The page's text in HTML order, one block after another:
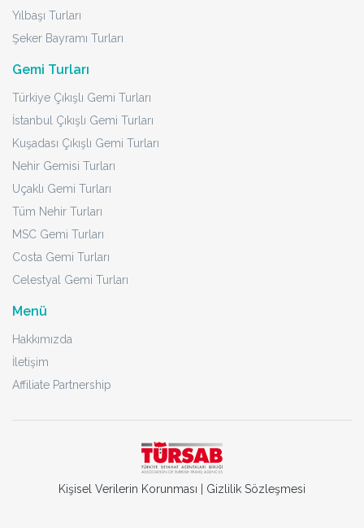
Yılbaşı Turları
Şeker Bayramı Turları
Gemi Turları
Türkiye Çıkışlı Gemi Turları
İstanbul Çıkışlı Gemi Turları
Kuşadası Çıkışlı Gemi Turları
Nehir Gemisi Turları
Uçaklı Gemi Turları
Tüm Nehir Turları
MSC Gemi Turları
Costa Gemi Turları
Celestyal Gemi Turları
Menü
Hakkımızda
İletişim
Affiliate Partnership
Kişisel Verilerin Korunması Gizlilik Sözleşmesi